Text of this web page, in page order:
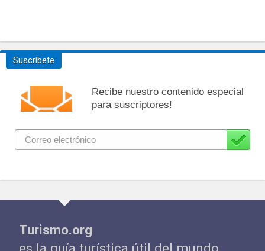
Suscríbete
Recibe nuestro contenido especial
para suscriptores!
Turismo.org